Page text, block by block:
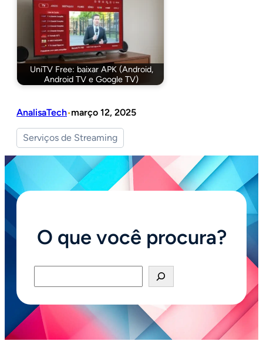
UniTV Free: baixar APK (Android,
Android TV e Google TV)
AnalisaTech•março 12, 2025
Serviços de Streaming
O que você procura?